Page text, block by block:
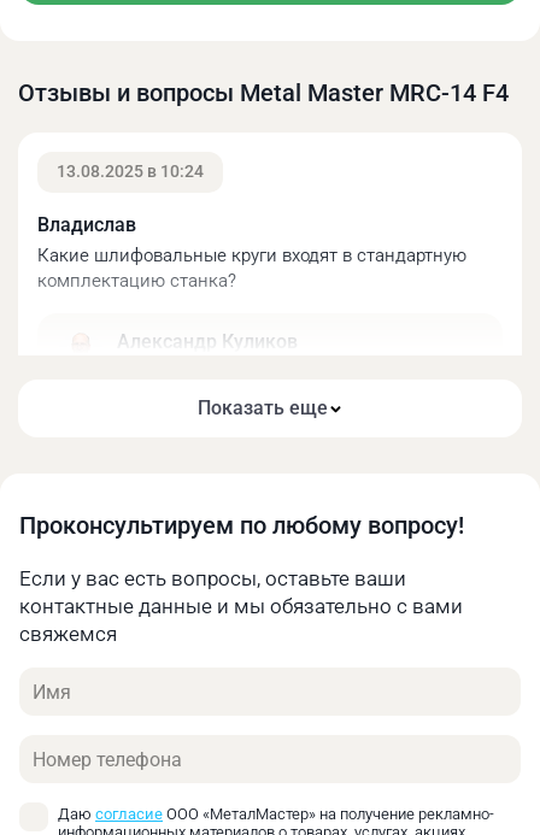
Узел формирования угла при вершине сверла в
Отзывы и вопросы Metal Master MRC-14 F4
13.08.2025 в 10:24
Владислав
Какие шлифовальные круги входят в стандартную
комплектацию станка?
Александр Куликов
Здравствуйте! CBN230 для быстрорежущей стали
Артем
Какой диаметр сверл и фрез можно затачивать на
Технический директор
ООО «МеталМастер»
Добрый день! Сверла — от 3 до 14 мм, фрезы — от
Показать еще
Проконсультируем по любому вопросу!
Если у вас есть вопросы, оставьте ваши
контактные данные и мы обязательно с вами
свяжемся
Имя
Телефон
Даю согласие ООО «МеталМастер» на получение рекламно-